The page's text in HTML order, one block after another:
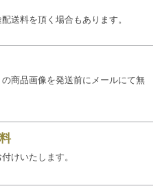
送料を頂く場合もあります。
商品画像を発送前にメールにて無
けいたします。